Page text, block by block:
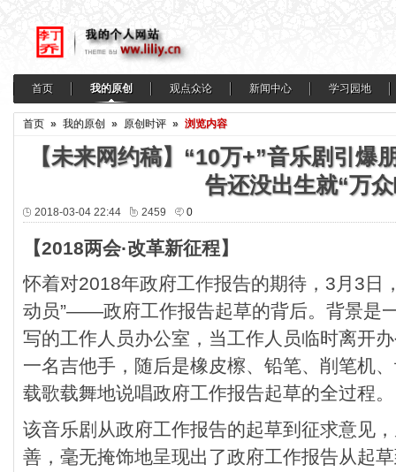
首页 我的原创 观点众论 新闻中心 学习园地
首页 » 我的原创 » 原创时评 » 浏览内容
【未来网约稿】“10万+”音乐剧引爆
告还没出生就“万
2018-03-04 22:44 2459 0
【2018两会·改革新征程】
怀着对2018年政府工作报告的期待，3月3日
动员”——政府工作报告起草的背后。背景是
写的工作人员办公室，当工作人员临时离开
一名吉他手，随后是橡皮檫、铅笔、削笔机
载歌载舞地说唱政府工作报告起草的全过程。
该音乐剧从政府工作报告的起草到征求意见
善，毫无掩饰地呈现出了政府工作报告从起